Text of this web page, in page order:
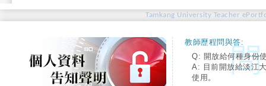
Tamkang University Teacher
教師歷程問與答:
Q: 開放給何種身份
A: 目前開放給淡江
使用。